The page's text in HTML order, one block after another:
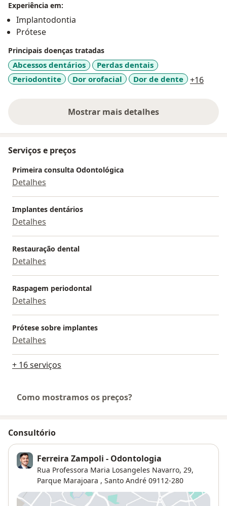
Meu compromisso é com o atendimento resolutivo e
humanizado, visando o bem-estar do paciente durante
todo o tratamento. Um planejamento sólido é
essencial para garantir resultados previsíveis e uma
comunicação eficiente, especialmente em casos
complexos. Conto com a confiança de oferecer
cuidados profissionais que priorizam seu conforto e
Experiência em:
Implantodontia
Prótese
Principais doenças tratadas
Abcessos dentários
Perdas dentais
Periodontite
Dor orofacial Dor de dente +16
Mostrar mais detalhes
sobre a experiência
Serviços e preços
Primeira consulta Odontológica
Detalhes
Implantes dentários
Detalhes
Restauração dental
Detalhes
Raspagem periodontal
Detalhes
Prótese sobre implantes
Detalhes
+ 16 serviços
Como mostramos os preços?
Consultório
Ferreira Zampoli - Odontologia
Rua Professora Maria Losangeles Navarro, 29,
Parque Marajoara , Santo André 09112-280